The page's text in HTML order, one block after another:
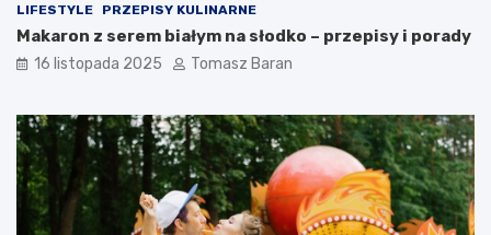
LIFESTYLE
PRZEPISY KULINARNE
Makaron z serem białym na słodko – przepisy i porady
16 listopada 2025 Tomasz Baran